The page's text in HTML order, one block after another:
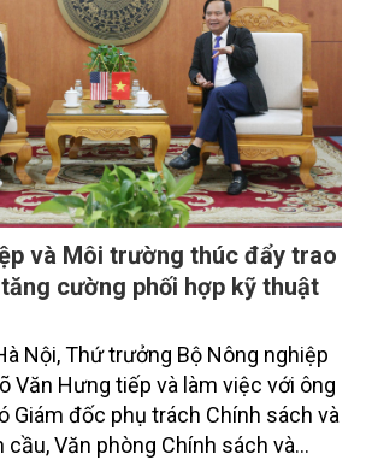
và Môi trường thúc đẩy trao
cường phối hợp kỹ thuật
Nội, Thứ trưởng Bộ Nông nghiệp
Văn Hưng tiếp và làm việc với ông
Giám đốc phụ trách Chính sách và
cầu, Văn phòng Chính sách và